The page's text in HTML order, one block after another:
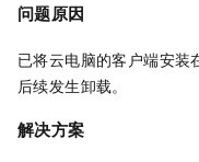
问题原因
已将云电脑的客户端安装
后续发生卸载。
解决方案